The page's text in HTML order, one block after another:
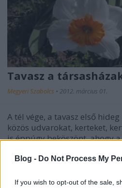
Blog - Do Not Process My
If you wish to opt-out of the sale,
Tavasz a
Megyeri Szabolcs • 2012. március 01.
A tél vége, a tavasz első
közös udvarokat, kerteket,
is éppúgy beköszönt, ahogy
rügypattanás utáni